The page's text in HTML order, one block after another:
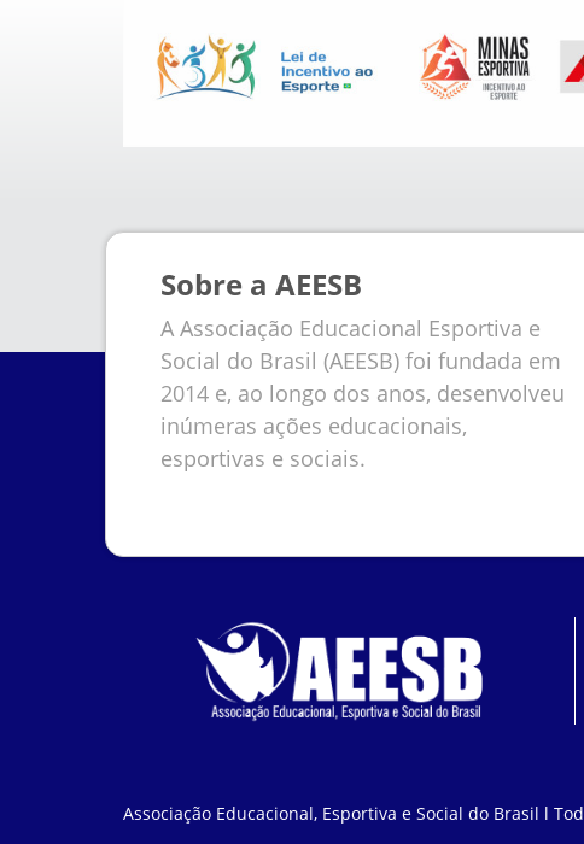
Sobre a AEESB
A Associação Educacional Esportiva e
Social do Brasil (AEESB) foi fundada em
2014 e, ao longo dos anos, desenvolveu
inúmeras ações educacionais,
esportivas e sociais.
Associação Educacional, Esportiva e Social do Brasil l